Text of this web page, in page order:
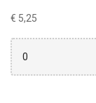
€ 5,25
0